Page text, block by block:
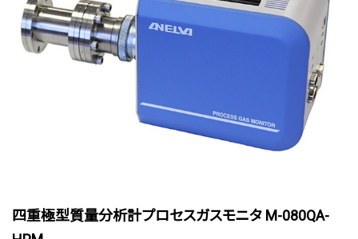
四重極型質量分析計プロセスガスモニタ M-080QA-